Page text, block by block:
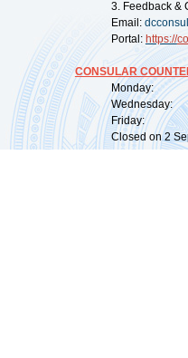
3. Feedback &
Email:
Portal: https://
CONSULAR
Monday:
Wednesday:
Friday:
Closed on 2